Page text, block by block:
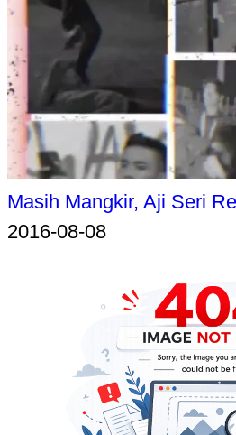
Masih Mangkir, Aji Seri
2016-08-08